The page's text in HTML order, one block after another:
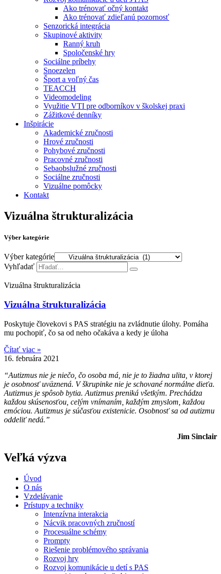
Ako trénovať očný kontakt
Ako trénovať zdieľanú pozornosť
Senzorická integrácia
Skupinové aktivity
Ranný kruh
Spoločenské hry
Sociálne príbehy
Snoezelen
Šport a voľný čas
TEACCH
Videomodeling
Využitie VTI pre odborníkov v školskej praxi
Zážitkové denníky
Inšpirácie
Akademické zručnosti
Hrové zručnosti
Pohybové zručnosti
Pracovné zručnosti
Sebaobslužné zručnosti
Sociálne zručnosti
Vizuálne pomôcky
Kontakt
Vizuálna štrukturalizácia
Výber kategórie
Výber kategórie
Vyhľadať
Vizuálna štrukturalizácia
Vizuálna štrukturalizácia
Poskytuje človekovi s PAS stratégiu na zvládnutie úlohy. Pomáha
mu pochopiť, čo sa od neho očakáva a kedy je úloha
Čítať viac »
16. februára 2021
“Autizmus nie je niečo, čo osoba má, nie je to žiadna ulita, v ktorej
je osobnosť uväznená. V škrupinke nie je schované normálne dieťa.
Autizmus je spôsob bytia. Autizmus preniká všetkým. Prechádza
každou skúsenosťou, celým vnímaním, každým zmyslom, každou
emóciou. Autizmus je súčasťou existenicie. Osobnosť sa od autizmu
oddeliť nedá.”
Jim Sinclair
Veľká výzva
Úvod
O nás
Vzdelávanie
Prístupy a techniky
Intenzívna interakcia
Nácvik pracovných zručností
Procesuálne schémy
Prompty
Riešenie problémového správania
Rozvoj hry
Rozvoj komunikácie u detí s PAS